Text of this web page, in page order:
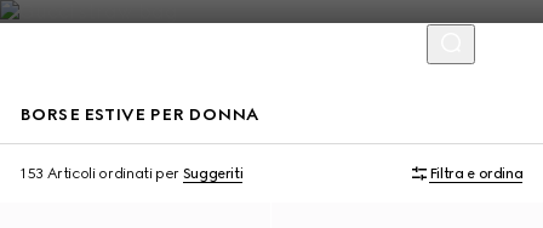
BORSE ESTIVE PER DONNA
153 Articoli ordinati per Suggeriti Filtra e ordina
Personalizza con le iniziali Personalizza con le iniziali